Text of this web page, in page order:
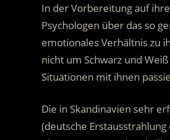
In der Vorbereitung auf
Psychologen über das so
emotionales Verhältnis zu
nicht um Schwarz und
Situationen mit ihnen
Die in Skandinavien sehr
(deutsche